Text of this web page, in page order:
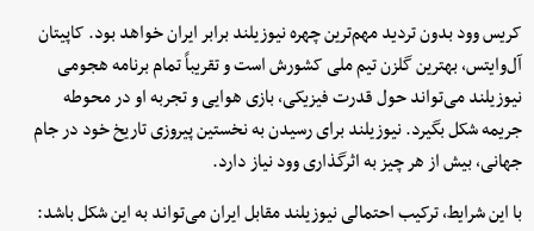
کریس وود بدون تردید مهم‌ترین چهره نیوزیلند برابر ایران خواهد بود. کاپیتان
آل‌وایتس، بهترین گلزن تیم ملی کشورش است و تقریباً تمام برنامه هجومی
نیوزیلند می‌تواند حول قدرت فیزیکی، بازی هوایی و تجربه او در محوطه
جریمه شکل بگیرد. نیوزیلند برای رسیدن به نخستین پیروزی تاریخ خود در جام
جهانی، بیش از هر چیز به اثرگذاری وود نیاز دارد.
با این شرایط، ترکیب احتمالی نیوزیلند مقابل ایران می‌تواند به این شکل باشد: